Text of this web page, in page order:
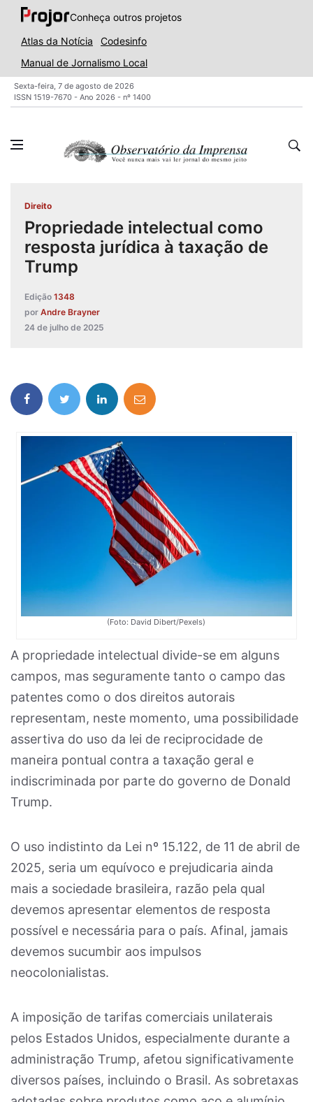
Conheça outros projetos
Atlas da Notícia
Codesinfo
Manual de Jornalismo Local
Sexta-feira, 7 de agosto de 2026
ISSN 1519-7670 - Ano 2026 - nº 1400
Direito
Propriedade intelectual como
resposta jurídica à taxação de
Trump
Edição 1348
por Andre Brayner
24 de julho de 2025
(Foto: David Dibert/Pexels)
A propriedade intelectual divide-se em alguns
campos, mas seguramente tanto o campo das
patentes como o dos direitos autorais
representam, neste momento, uma possibilidade
assertiva do uso da lei de reciprocidade de
maneira pontual contra a taxação geral e
indiscriminada por parte do governo de Donald
Trump.
O uso indistinto da Lei nº 15.122, de 11 de abril de
2025, seria um equívoco e prejudicaria ainda
mais a sociedade brasileira, razão pela qual
devemos apresentar elementos de resposta
possível e necessária para o país. Afinal, jamais
devemos sucumbir aos impulsos
neocolonialistas.
A imposição de tarifas comerciais unilaterais
pelos Estados Unidos, especialmente durante a
administração Trump, afetou significativamente
diversos países, incluindo o Brasil. As sobretaxas